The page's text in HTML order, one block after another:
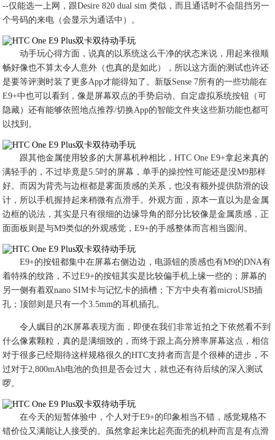
--仅能选一上网，跟Desire 820 dual sim 类似，而且通话时不会阻挡另一
个号码的来电（会显示为通话中）。
动手玩心得方面，说真的以系统这么干净的状态来说，用起来很顺
畅好像也不算太令人意外（也真的是如此），所以这方面的测试也许还
是要等评测时装了更多App才能得知了。新版Sense 7所有的一些功能在
E9+中也可以看到，像是屏幕双点的手势启动、自定虚拟系统按钮（可
隐藏）还有能够依照地点推荐/切换App的智能文件夹这些新功能也都可
以找到。
跟其他金属使用较多的大屏幕机种相比，HTC One E9+拿起来真的
满轻手的，不过毕竟是5.5吋的屏幕，单手的操控性可能还是没M9那样
好。而因为背壳与边框都是雾面质感的关系，也没有额外提供防滑的设
计，所以手机握持起来稍微有点滑手。外观方面，原本一直以为是金属
边框的说法，其实是只有很细的边缘导角的部分比较像是金属质感，正
面面板则是与M9类似的外观感觉，E9+的手感整体而言相当圆润。
E9+的按钮都集中在屏幕右侧边边，电源钮的质感也有M9的DNA有
着特殊的纹路，不过E9+的按钮其实是比较偏手机上缘一些的；屏幕的
另一侧有着双nano SIM卡与记忆卡的插槽；下方中央有着microUSB插
孔；顶部则是只有一个3.5mm的耳机插孔。
令人瞩目的2K屏幕表现方面，即便在我们非常近拍之下依然看不到
什么像素颗粒，真的是满细致的，而终于跟上高分辨率屏幕这点，相信
对于很多已经期待这样规格很久的HTC支持者而言是个很棒的进步，不
过对于2,800mAh电池的负担是否会过大，就也还有待后续的深入测试
啰。
在今天的短暂体验中，个人对于E9+的印象相当不错，感觉规格不
错价位又满能让人接受的。虽然拿起来比起亮面壳的机种而言是有点滑